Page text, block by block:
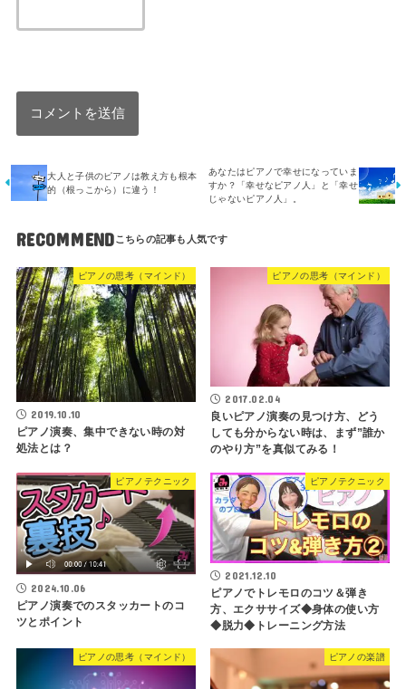
大人と子供のピアノは教え方も根本
的（根っこから）に違う！
あなたはピアノで幸せになっていま
すか？「幸せなピアノ人」と「幸せ
じゃないピアノ人」。
RECOMMEND
ピアノの思考（マインド）
2019.10.10
ピアノ演奏、集中できない時の対
処法とは？
ピアノの思考（マインド）
2017.02.04
良いピアノ演奏の見つけ方、どう
しても分からない時は、まず”誰か
のやり方”を真似てみる！
ピアノテクニック
2024.10.06
ピアノ演奏でのスタッカートのコ
ツとポイント
ピアノテクニック
2021.12.10
ピアノでトレモロのコツ＆弾き
方、エクササイズ◆身体の使い方
◆脱力◆トレーニング方法
ピアノの思考（マインド） ピアノの楽譜